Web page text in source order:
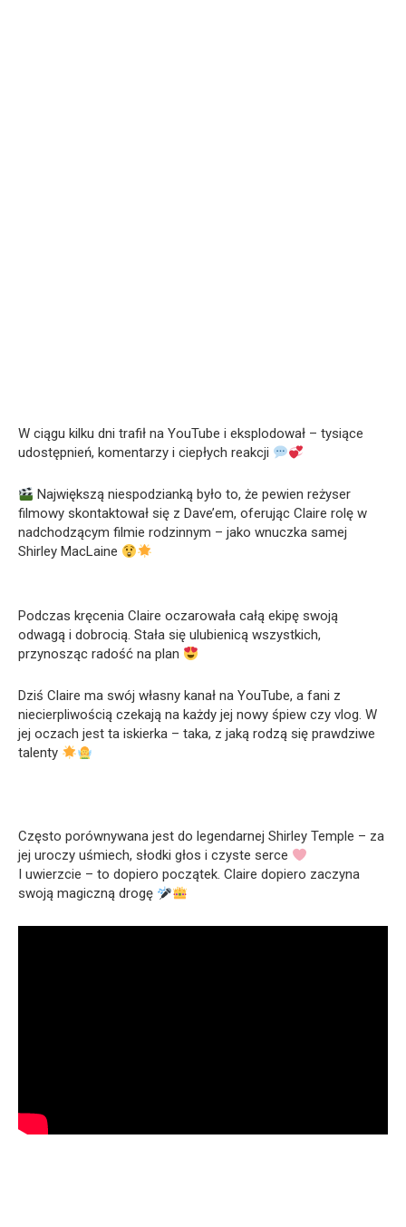
W ciągu kilku dni trafił na YouTube i eksplodował – tysiące
udostępnień, komentarzy i ciepłych reakcji
Największą niespodzianką było to, że pewien reżyser
filmowy skontaktował się z Dave’em, oferując Claire rolę w
nadchodzącym filmie rodzinnym – jako wnuczka samej
Shirley MacLaine
Podczas kręcenia Claire oczarowała całą ekipę swoją
odwagą i dobrocią. Stała się ulubienicą wszystkich,
przynosząc radość na plan
Dziś Claire ma swój własny kanał na YouTube, a fani z
niecierpliwością czekają na każdy jej nowy śpiew czy vlog. W
jej oczach jest ta iskierka – taka, z jaką rodzą się prawdziwe
talenty
Często porównywana jest do legendarnej Shirley Temple – za
jej uroczy uśmiech, słodki głos i czyste serce
I uwierzcie – to dopiero początek. Claire dopiero zaczyna
swoją magiczną drogę